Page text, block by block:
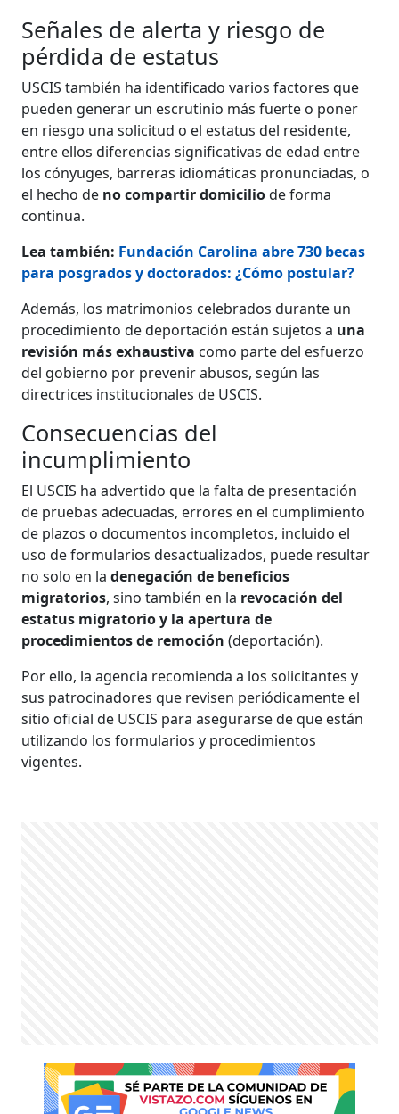
Señales de alerta y riesgo de
pérdida de estatus
USCIS también ha identificado varios factores que
pueden generar un escrutinio más fuerte o poner
en riesgo una solicitud o el estatus del residente,
entre ellos diferencias significativas de edad entre
los cónyuges, barreras idiomáticas pronunciadas, o
el hecho de no compartir domiciliode forma
continua.
Lea también: Fundación Carolina abre 730 becas
para posgrados y doctorados: ¿Cómo postular?
Además, los matrimonios celebrados durante un
procedimiento de deportación están sujetos a una
revisión más exhaustiva como parte del esfuerzo
del gobierno por prevenir abusos, según las
directrices institucionales de USCIS.
Consecuencias del
incumplimiento
El USCIS ha advertido que la falta de presentación
de pruebas adecuadas, errores en el cumplimiento
de plazos o documentos incompletos, incluido el
uso de formularios desactualizados, puede resultar
no solo en ladenegación de beneficios
migratorios, sino también en la revocación del
estatus migratorio y la apertura de
procedimientos de remoción (deportación).
Por ello, la agencia recomienda a los solicitantes y
sus patrocinadores que revisen periódicamente el
sitio oficial de USCIS para asegurarse de que están
utilizando los formularios y procedimientos
vigentes.